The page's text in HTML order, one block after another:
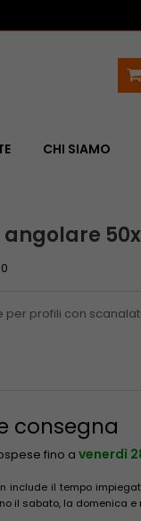
CHI SIAMO
profili con
consegna
fino avenerdì
include il tempo
il sabato, la domenica e